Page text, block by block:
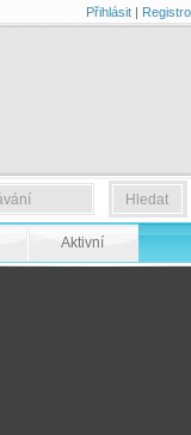
Přihlásit|
Aktivní